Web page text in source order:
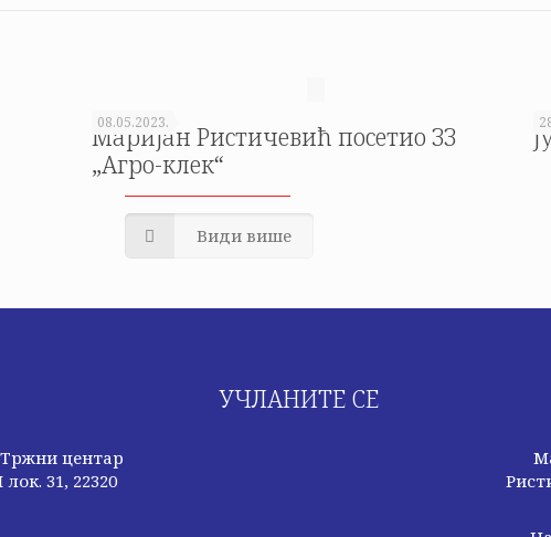
08.05.2023.
Маријан Ристичевић посетио ЗЗ
„Агро-клек“
Види више
центар
31, 22320
УЧЛАНИТЕ СЕ